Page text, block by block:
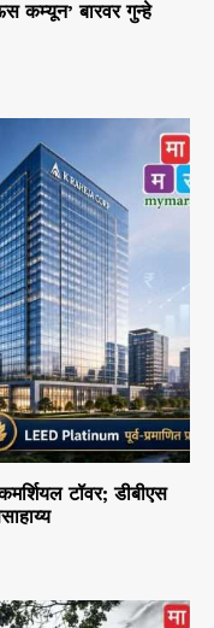
कम्यून’ बारवर गुन्हे
टॉवर; डीबीएस